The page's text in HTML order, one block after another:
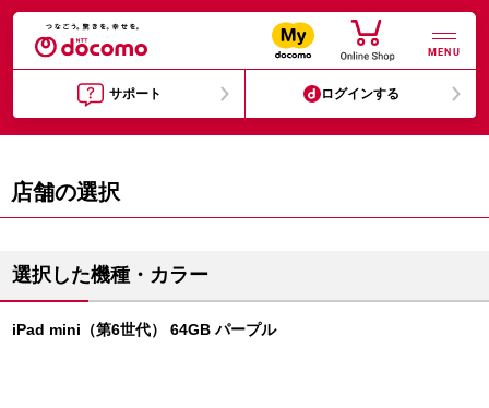
MENU
サポート ログインする
店舗の選択
選択した機種・カラー
iPad mini（第6世代） 64GB パープル